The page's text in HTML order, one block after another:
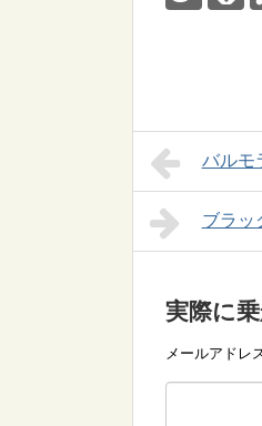
バルモ
ブラッ
実際に
メールアドレ